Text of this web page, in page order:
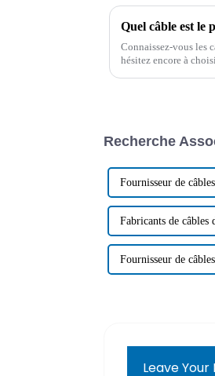
Connaissez-vous les
hésitez encore à
Recherche
Fournisseur de
Fabricants de câbles
Fournisseur de
Leave Your